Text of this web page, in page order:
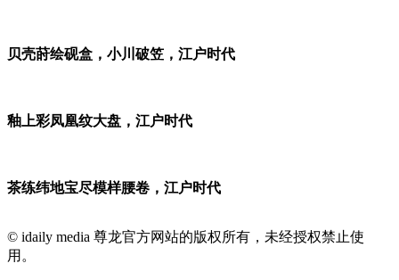
贝壳莳绘砚盒，小川破笠，江户时代
釉上彩凤凰纹大盘，江户时代
茶练纬地宝尽模样腰卷，江户时代
© idaily media 尊龙官方网站的版权所有，未经授权禁止使
用。